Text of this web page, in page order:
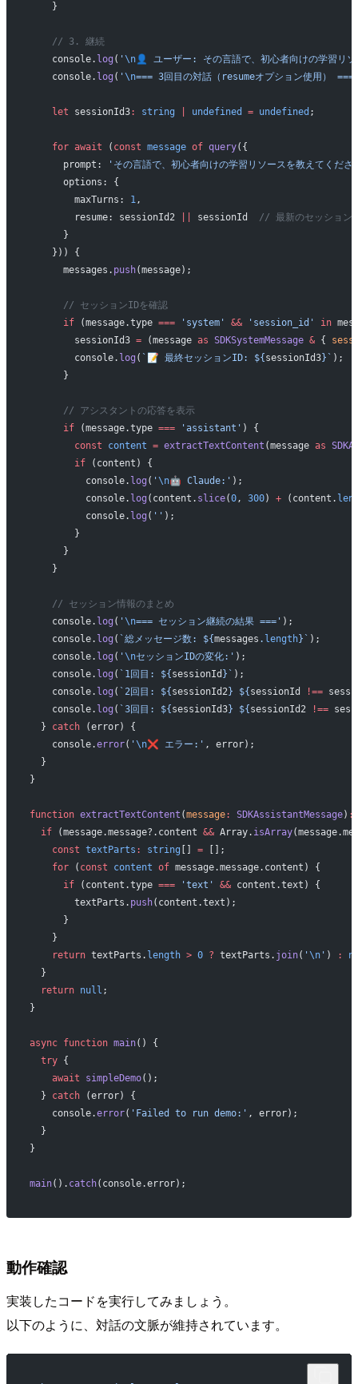
    }
    // 3. 継続
    console.
log ( ' \n👤 ユーザー: その言語で、初心者向けの学習リ
    console.
log ( ' \n=== 3回目の対話（resumeオプション使用） ===
    let
sessionId3: string undefined = undefined ;
    for
await ( const message of query({
      prompt:
'その言語で、初心者向けの学習リソースを教えてくだ
      options: {
        maxTurns:
1,
        resume: sessionId2
sessionId // 最新のセッション
      }
    })) {
      messages.
push(message);
      // セッションIDを確認
      if
(message.type === 'system' && 'session_id' in
        sessionId3
= (message as SDKSystemMessage & {
        console.
log ( `📝 最終セッションID: ${ sessionId3}` );
      }
      // アシスタントの応答を表示
      if
(message.type === 'assistant' ) {
        const
content = extractTextContent (message as
        if
(content) {
          console.
log ( ' \n🤖 Claude:' );
          console.
log (content. slice(0, 300) + (content.
          console.
log ( '' );
        }
      }
    }
    // セッション情報のまとめ
    console.
log ( ' \n=== セッション継続の結果 ===' );
    console.
log ( `総メッセージ数: ${messages . length}` );
    console.
log ( ' \nセッションIDの変化:' );
    console.
log ( `1回目: ${ sessionId }` );
    console.
log ( `2回目: ${ sessionId2} ${ sessionId !==
    console.
log ( `3回目: ${ sessionId3} ${ sessionId2 !==
  }
catch (error) {
    console.
error( ' \n❌ エラー:' , error);
  }
}
function extractTextContent (message: SDKAssistantMessage) :
  if
(message.message?.content && Array. isArray
    const
textParts : string = [];
    for
( const content of message.message.content) {
      if
(content.type === 'text' && content.text) {
        textParts.
push(content.text);
      }
    }
    return
textParts. length > 0 ? textParts. join( ' \n' ) :
  }
  return
null ;
}
async function main() {
  try
{
    await
simpleDemo();
  }
catch (error) {
    console.
error( 'Failed to run demo:' , error);
  }
}
main(). catch(console.error);
動作確認
実装したコードを実行してみましょう。
以下のように、対話の文脈が維持されています。